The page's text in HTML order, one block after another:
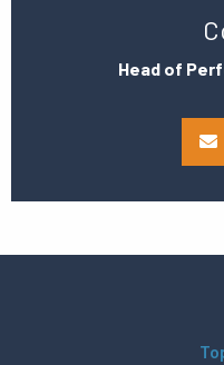
Head of